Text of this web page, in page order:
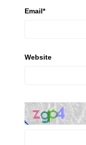
Email*
Website